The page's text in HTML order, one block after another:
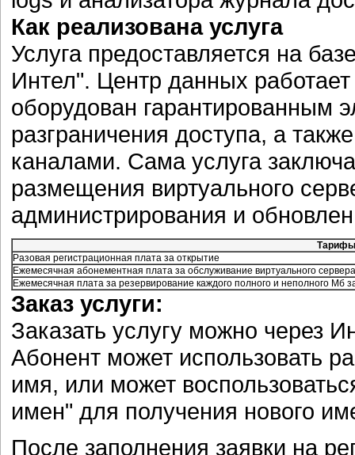
Как реализована услуга
Услуга предоставляется на
Интел". Центр данных
оборудован гарантированным
разграничения доступа, а
каналами. Сама услуга
размещения виртуального
администрирования и
Тарифы
Разовая регистрационная плата за открытие
Ежемесячная абонементная плата за обслуживание виртуального
Ежемесячная плата за резервирование каждого полного и неполного
Заказ услуги:
Заказать услугу можно через
Абонент может использовать
имя, или может
имен" для получения нового
После заполнения заявки на